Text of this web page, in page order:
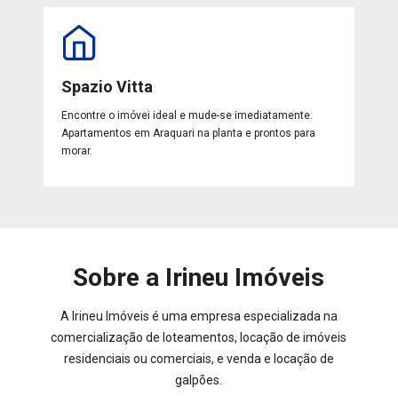
Spazio Vitta
Encontre o imóvei ideal e mude-se imediatamente.
Apartamentos em Araquari na planta e prontos para
morar.
Sobre a Irineu Imóveis
A Irineu Imóveis é uma empresa especializada na
comercialização de loteamentos, locação de imóveis
residenciais ou comerciais, e venda e locação de
galpões.